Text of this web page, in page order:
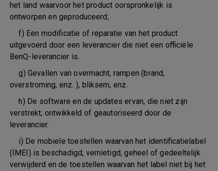
het land waarvoor het product oorspronkelijk is
ontworpen en geproduceerd;
f) Een modificatie of reparatie van het product
uitgevoerd door een leverancier die niet een officiële
BenQ-leverancier is.
g) Gevallen van overmacht, rampen (brand,
overstroming, enz. ), bliksem, enz.
h) De software en de updates ervan, die niet zijn
verstrekt, ontwikkeld of geautoriseerd door de
leverancier.
i) De mobiele toestellen waarvan het identificatielabel
(IMEI) is beschadigd, vernietigd, geheel of gedeeltelijk
verwijderd en de toestellen waarvan het label niet bij het